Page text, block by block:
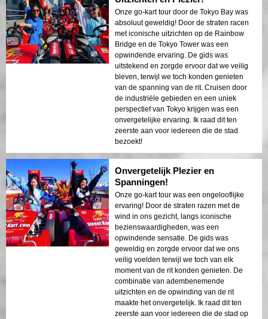
Onze go-kart tour door de Tokyo Bay was
absoluut geweldig! Door de straten racen
met iconische uitzichten op de Rainbow
Bridge en de Tokyo Tower was een
opwindende ervaring. De gids was
uitstekend en zorgde ervoor dat we veilig
bleven, terwijl we toch konden genieten
van de spanning van de rit. Cruisen door
de industriële gebieden en een uniek
perspectief van Tokyo krijgen was een
onvergetelijke ervaring. Ik raad dit ten
zeerste aan voor iedereen die de stad
bezoekt!
Onvergetelijk Plezier en
Spanningen!
Onze go-kart tour was een ongelooflijke
ervaring! Door de straten razen met de
wind in ons gezicht, langs iconische
bezienswaardigheden, was een
opwindende sensatie. De gids was
geweldig en zorgde ervoor dat we ons
veilig voelden terwijl we toch van elk
moment van de rit konden genieten. De
combinatie van adembenemende
uitzichten en de opwinding van de rit
maakte het onvergetelijk. Ik raad dit ten
zeerste aan voor iedereen die de stad op